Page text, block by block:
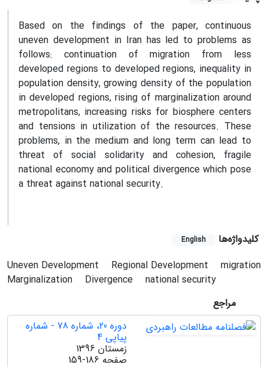
Based on the findings of the paper, continuous
uneven development in Iran has led to problems as
follows: continuation of migration from less
developed regions to developed regions, inequality in
population density, growing density of the population
in developed regions, rising of marginalization around
metropolitans, increasing risks for biosphere centers
and tensions in utilization of the resources. These
problems, in the medium and long term can lead to
threat of social solidarity and cohesion, fragile
national economy and political divergence which pose
a threat against national security.
کلیدواژه‌ها English
Uneven Development Regional Development
migration
Marginalization
Divergence
national security
مراجع
دوره 20، شماره 78 - شماره
پیاپی 4
زمستان 1396
صفحه 159-186